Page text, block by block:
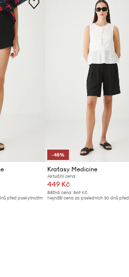
před poskytnutím
-48%
Kraťasy Medicine
Aktuální cena:
449 Kč
Běžná cena: 869 Kč
Nejnižší cena za posledních 30 dnů